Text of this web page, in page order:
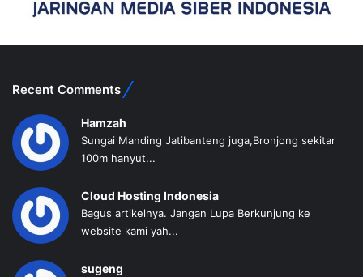
Recent Comments
Hamzah
Sungai Manding Jatibanteng juga,Bronjong sekitar
100m hanyut...
Cloud Hosting Indonesia
Bagus artikelnya. Jangan Lupa Berkunjung ke
website kami yah...
sugeng